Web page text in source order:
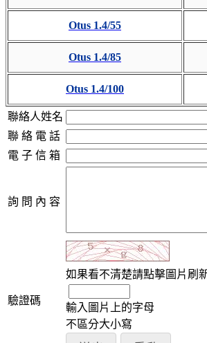
Otus 1.4/55
Otus 1.4/85
Otus 1.4/100
聯絡人姓名
聯 絡 電 話
電 子 信 箱
詢 問 內 容
驗證碼
如果看不清楚請點擊圖片刷
輸入圖片上的字母
不區分大小寫